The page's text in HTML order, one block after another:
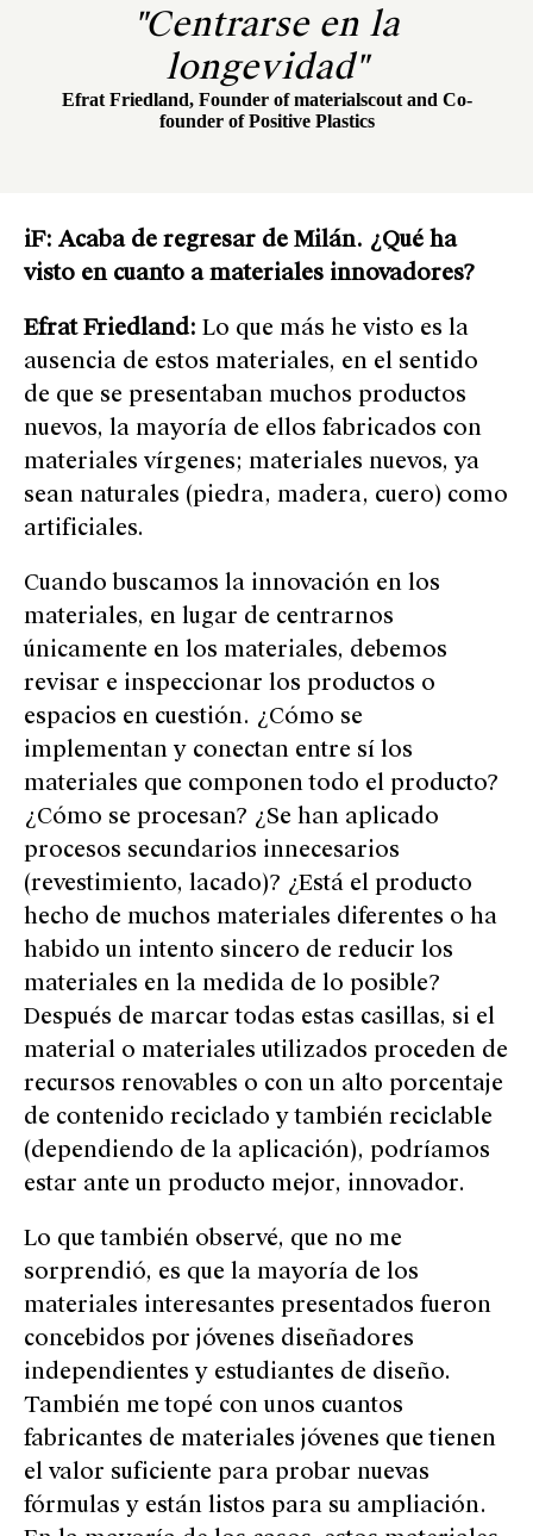
"Centrarse en la
longevidad"
Efrat Friedland, Founder of materialscout and Co-
founder of Positive Plastics
iF: Acaba de regresar de Milán. ¿Qué ha
visto en cuanto a materiales innovadores?
Efrat Friedland: Lo que más he visto es la
ausencia de estos materiales, en el sentido
de que se presentaban muchos productos
nuevos, la mayoría de ellos fabricados con
materiales vírgenes; materiales nuevos, ya
sean naturales (piedra, madera, cuero) como
artificiales.
Cuando buscamos la innovación en los
materiales, en lugar de centrarnos
únicamente en los materiales, debemos
revisar e inspeccionar los productos o
espacios en cuestión. ¿Cómo se
implementan y conectan entre sí los
materiales que componen todo el producto?
¿Cómo se procesan? ¿Se han aplicado
procesos secundarios innecesarios
(revestimiento, lacado)? ¿Está el producto
hecho de muchos materiales diferentes o ha
habido un intento sincero de reducir los
materiales en la medida de lo posible?
Después de marcar todas estas casillas, si el
material o materiales utilizados proceden de
recursos renovables o con un alto porcentaje
de contenido reciclado y también reciclable
(dependiendo de la aplicación), podríamos
estar ante un producto mejor, innovador.
Lo que también observé, que no me
sorprendió, es que la mayoría de los
materiales interesantes presentados fueron
concebidos por jóvenes diseñadores
independientes y estudiantes de diseño.
También me topé con unos cuantos
fabricantes de materiales jóvenes que tienen
el valor suficiente para probar nuevas
fórmulas y están listos para su ampliación.